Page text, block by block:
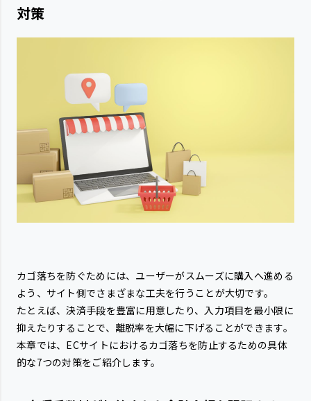
対策
カゴ落ちを防ぐためには、ユーザーがスムーズに購入へ進める
よう、サイト側でさまざまな工夫を行うことが大切です。
たとえば、決済手段を豊富に用意したり、入力項目を最小限に
抑えたりすることで、離脱率を大幅に下げることができます。
本章では、ECサイトにおけるカゴ落ちを防止するための具体
的な7つの対策をご紹介します。